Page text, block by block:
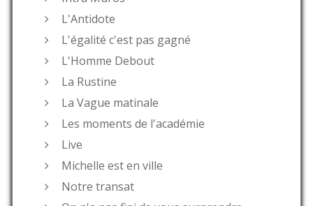
L'Antidote
L'égalité c'est pas gagné
L'Homme Debout
La Rustine
La Vague matinale
Les moments de l'académie
Live
Michelle est en ville
Notre transat